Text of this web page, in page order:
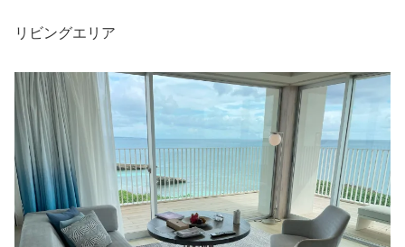
リビングエリア